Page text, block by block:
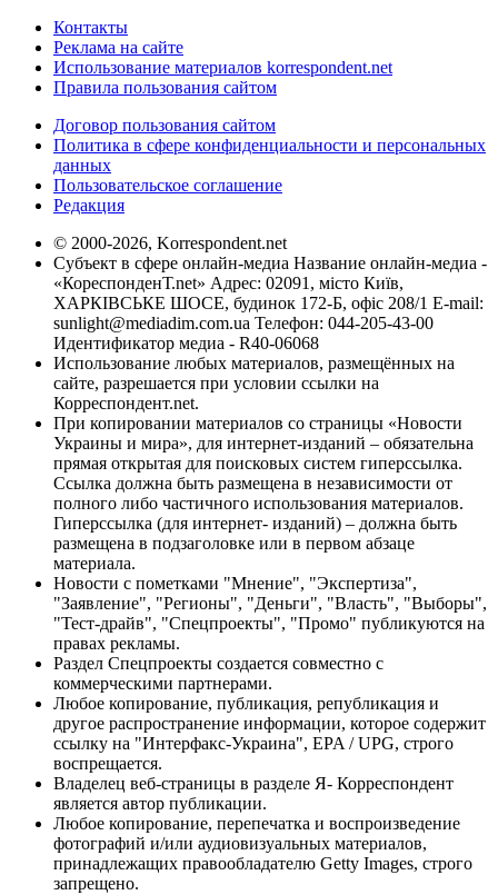
Контакты
Реклама на сайте
Использование материалов korrespondent.net
Правила пользования сайтом
Договор пользования сайтом
Политика в сфере конфиденциальности и персональных
данных
Пользовательское соглашение
Редакция
© 2000-2026, Korrespondent.net
Субъект в сфере онлайн-медиа Название онлайн-медиа -
«КореспонденТ.net» Адрес: 02091, місто Київ,
ХАРКІВСЬКЕ ШОСЕ, будинок 172-Б, офіс 208/1 E-mail:
sunlight@mediadim.com.ua Телефон: 044-205-43-00
Идентификатор медиа - R40-06068
Использование любых материалов, размещённых на
сайте, разрешается при условии ссылки на
Корреспондент.net.
При копировании материалов со страницы «Новости
Украины и мира», для интернет-изданий – обязательна
прямая открытая для поисковых систем гиперссылка.
Ссылка должна быть размещена в независимости от
полного либо частичного использования материалов.
Гиперссылка (для интернет- изданий) – должна быть
размещена в подзаголовке или в первом абзаце
материала.
Новости с пометками "Мнение", "Экспертиза",
"Заявление", "Регионы", "Деньги", "Власть", "Выборы",
"Тест-драйв", "Спецпроекты", "Промо" публикуются на
правах рекламы.
Раздел Спецпроекты создается совместно с
коммерческими партнерами.
Любое копирование, публикация, републикация и
другое распространение информации, которое содержит
ссылку на "Интерфакс-Украина", EPA / UPG, строго
воспрещается.
Владелец веб-страницы в разделе Я- Корреспондент
является автор публикации.
Любое копирование, перепечатка и воспроизведение
фотографий и/или аудиовизуальных материалов,
принадлежащих правообладателю Getty Images, строго
запрещено.